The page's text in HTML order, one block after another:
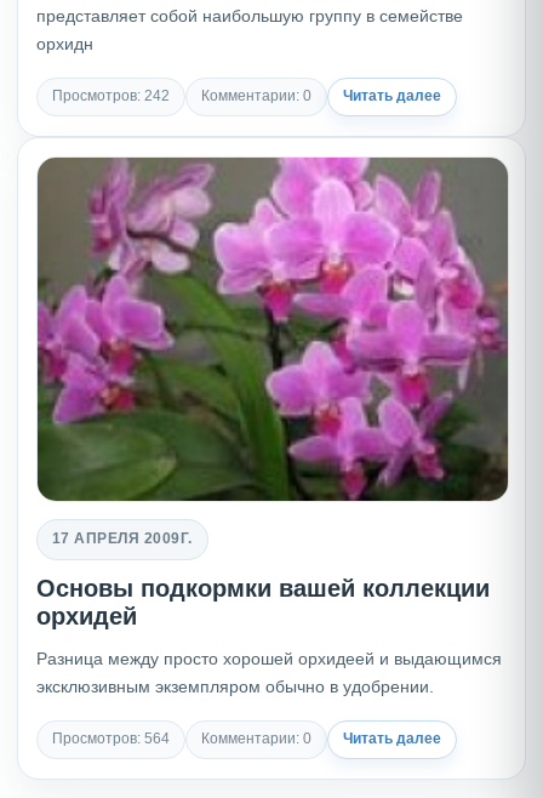
представляет собой наибольшую группу в семействе
орхидн
Просмотров: 242 Комментарии: 0 Читать далее
17 АПРЕЛЯ 2009Г.
Основы подкормки вашей коллекции
орхидей
Разница между просто хорошей орхидеей и выдающимся
эксклюзивным экземпляром обычно в удобрении.
Просмотров: 564 Комментарии: 0 Читать далее